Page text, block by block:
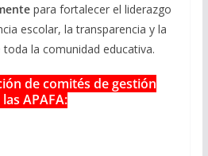
para fortalecer el liderazgo
escolar, la transparencia y la
la comunidad educativa.
de comités de gestión
APAFA: